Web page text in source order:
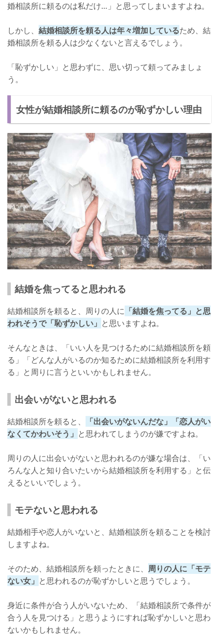
婚相談所に頼るのは私だけ…」と思ってしまいますよね。
しかし、 結婚相談所を頼る人は年々増加しているため、結
婚相談所を頼る人は少なくないと言えるでしょう。
「恥ずかしい」と思わずに、思い切って頼ってみましょ
う。
女性が結婚相談所に頼るのが恥ずかしい理由
結婚を焦ってると思われる
結婚相談所を頼ると、周りの人に 「結婚を焦ってる」と思
われそうで「恥ずかしい」 と思いますよね。
そんなときは、「いい人を見つけるために結婚相談所を頼
る」「どんな人がいるのか知るために結婚相談所を利用す
る」と周りに言うといいかもしれません。
出会いがないと思われる
結婚相談所を頼ると、
「出会いがないんだな」「恋人がい
なくてかわいそう」 と思われてしまうのが嫌ですよね。
周りの人に出会いがないと思われるのが嫌な場合は、「い
ろんな人と知り合いたいから結婚相談所を利用する」と伝
えるといいでしょう。
モテないと思われる
結婚相手や恋人がいないと、結婚相談所を頼ることを検討
しますよね。
そのため、結婚相談所を頼ったときに、 周りの人に「モテ
ない女」 と思われるのが恥ずかしいと思うでしょう。
身近に条件が合う人がいないため、「結婚相談所で条件が
合う人を見つける」と思うようにすれば恥ずかしいと思わ
ないかもしれません。